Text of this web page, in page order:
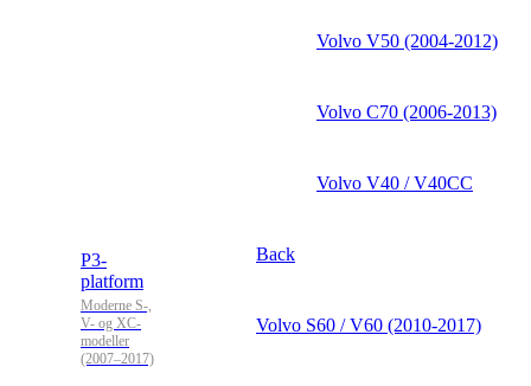
Volvo V50 (2004-2012)
Volvo C70 (2006-2013)
Volvo V40 / V40CC
P3-
platform
Moderne S-,
V- og XC-
modeller
(2007–2017)
Back
Volvo S60 / V60 (2010-2017)